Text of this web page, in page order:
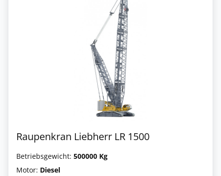
Raupenkran Liebherr LR 1500
Betriebsgewicht: 500000 Kg
Motor: Diesel